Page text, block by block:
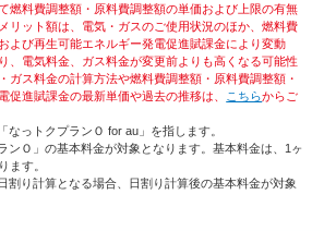
燃料費調整額・原料費調整額の単価および上限の有無
リット額は、電気・ガスのご使用状況のほか、燃料費
よび再生可能エネルギー発電促進賦課金により変動
、電気料金、ガス料金が変更前よりも高くなる可能性
ガス料金の計算方法や燃料費調整額・原料費調整額・
促進賦課金の最新単価や過去の推移は、
こちらからご
っトクプランＯ for au」を指します。
ンＯ」の基本料金が対象となります。基本料金は、1ヶ
ます。
割り計算となる場合、日割り計算後の基本料金が対象